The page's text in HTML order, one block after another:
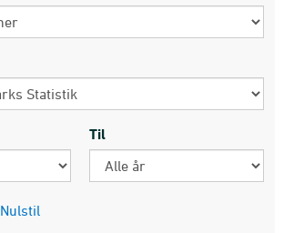
Til
Nulstil